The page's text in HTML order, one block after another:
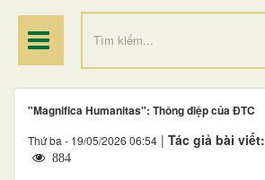
"Magnifica Humanitas": Thông điệp của ĐTC
Thứ ba - 19/05/2026 06:54 | Tác giả bài viết:
884